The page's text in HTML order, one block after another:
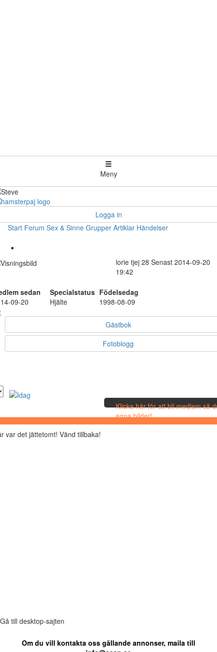
Meny
Logga in
Start Forum Sex & Sinne Grupper Artiklar Händelser
lorie tjej 28 Senast 2014-09-20
19:42
sedan Specialstatus Födelsedag
09-20
Hjälte 1998-08-09
Gästbok
Fotoblogg
Klicka här för att bli medlem så
egna bilder!
var det jättetomt! Vänd tillbaka!
Gå till desktop-sajten
Om du vill kontakta oss gällande annonser, maila till